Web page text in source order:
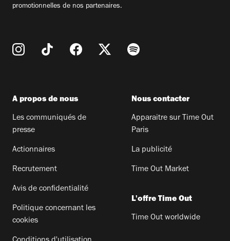
promotionnelles de nos partenaires.
A propos de nous
Les communiqués de
presse
Actionnaires
Recrutement
Avis de confidentialité
Politique concernant les
cookies
Nous contacter
Apparaitre sur Time Out
Paris
La publicité
Time Out Market
L'offre Time Out
Time Out worldwide